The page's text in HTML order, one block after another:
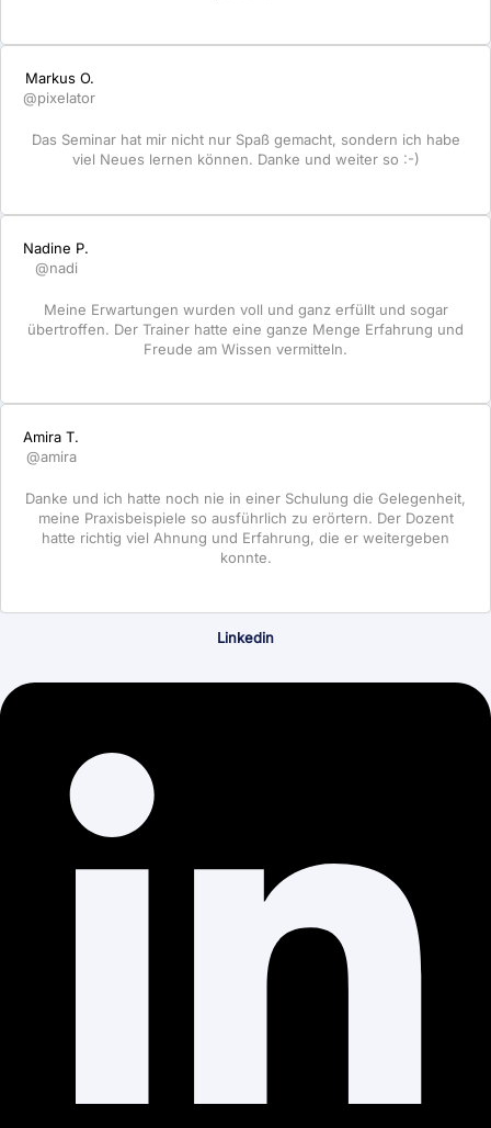
Markus O.
@pixelator
Das Seminar hat mir nicht nur Spaß gemacht, sondern ich habe
viel Neues lernen können. Danke und weiter so :-)
Nadine P.
@nadi
Meine Erwartungen wurden voll und ganz erfüllt und sogar
übertroffen. Der Trainer hatte eine ganze Menge Erfahrung und
Freude am Wissen vermitteln.
Amira T.
@amira
Danke und ich hatte noch nie in einer Schulung die Gelegenheit,
meine Praxisbeispiele so ausführlich zu erörtern. Der Dozent
hatte richtig viel Ahnung und Erfahrung, die er weitergeben
konnte.
Linkedin